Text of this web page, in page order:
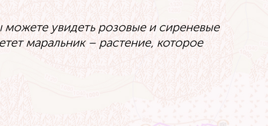
можете увидеть розовые и сиреневые
маральник – растение, которое